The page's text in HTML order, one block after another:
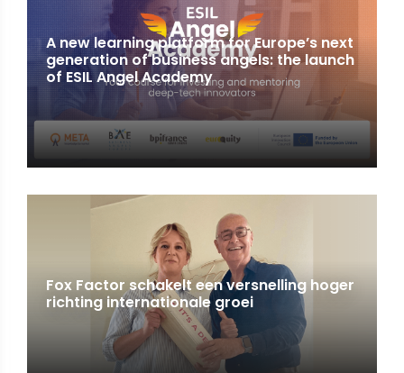
A new learning platform for Europe’s next
generation of business angels: the launch
of ESIL Angel Academy
Fox Factor schakelt een versnelling hoger
richting internationale groei